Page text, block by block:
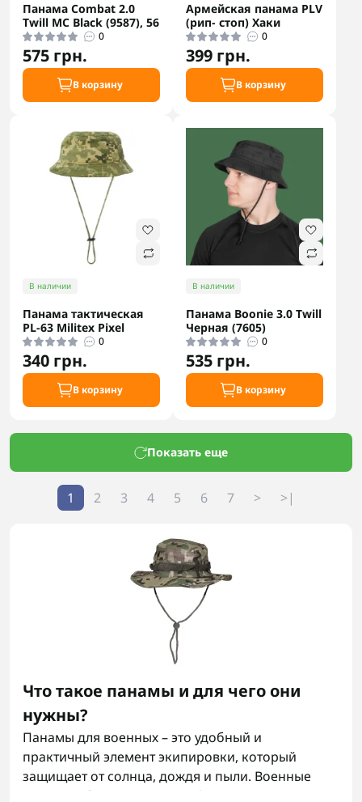
Панама Combat 2.0
Twill MC Black (9587), 56
0
575 грн.
В корзину
Армейская панама PLV
(рип- стоп) Хаки
0
399 грн.
В корзину
В наличии
Панама тактическая
РL-63 Militex Pixel
0
340 грн.
В корзину
В наличии
Панама Boonie 3.0 Twill
Черная (7605)
0
535 грн.
В корзину
Показать еще
1 2 3 4 5 6 7 > >|
Что такое панамы и для чего они
нужны?
Панамы для военных – это удобный и
практичный элемент экипировки, который
защищает от солнца, дождя и пыли. Военные
панамы обеспечивают комфорт во время